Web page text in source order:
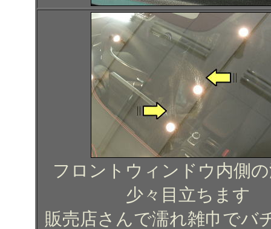
フロントウィンドウ内側
少々目立ちます
販売店さんで濡れ雑巾でバ